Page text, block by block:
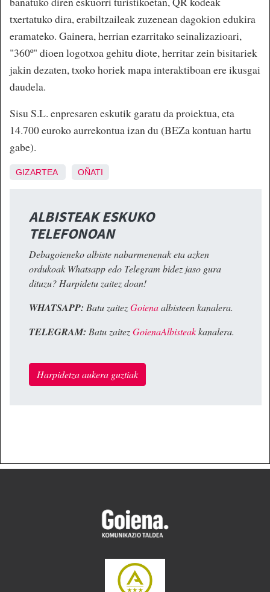
txertatuko dira, erabiltzaileak zuzenean dagokion edukira
eramateko. Gainera, herrian ezarritako seinalizazioari,
"360º" dioen logotxoa gehitu diote, herritar zein bisitariek
jakin dezaten, txoko horiek mapa interaktiboan ere ikusgai
daudela.
Sisu S.L. enpresaren eskutik garatu da proiektua, eta
14.700 euroko aurrekontua izan du (BEZa kontuan hartu
gabe).
GIZARTEA OÑATI
ALBISTEAK ESKUKO
TELEFONOAN
Debagoieneko albiste nabarmenenak eta azken
ordukoak Whatsapp edo Telegram bidez jaso gura
dituzu? Harpidetu zaitez doan!
WHATSAPP: Batu zaitezGoienaalbisteen kanalera.
TELEGRAM: Batu zaitezGoienaAlbisteakkanalera.
Harpidetza aukera guztiak